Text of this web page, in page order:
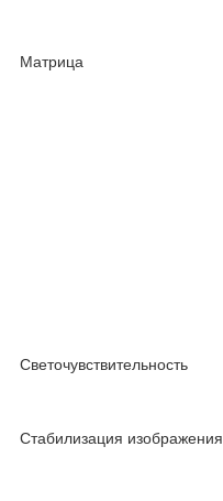
Матрица
Светочувствительность
Стабилизация изображения